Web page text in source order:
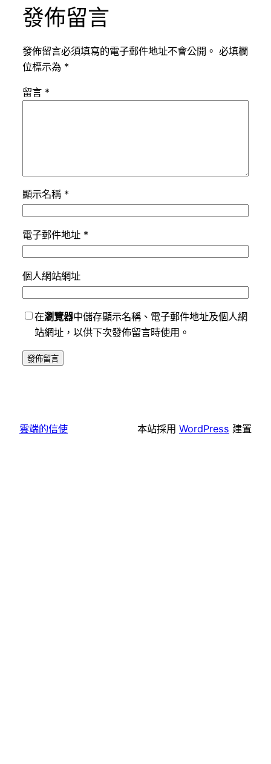
發佈留言
發佈留言必須填寫的電子郵件地址不會公開。 必填欄
位標示為 *
留言 *
顯示名稱 *
電子郵件地址 *
個人網站網址
在瀏覽器中儲存顯示名稱、電子郵件地址及個人網
站網址，以供下次發佈留言時使用。
雲端的信使 本站採用 WordPress 建置